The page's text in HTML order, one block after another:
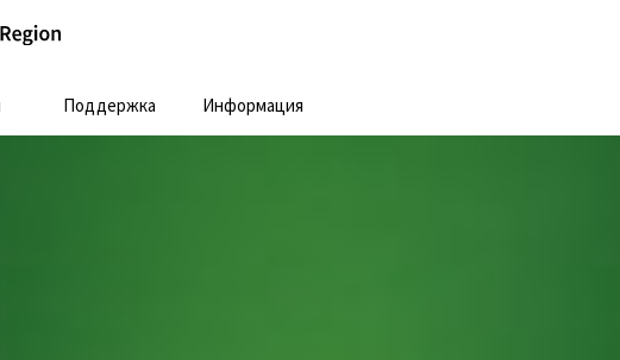
Поддержка Информация